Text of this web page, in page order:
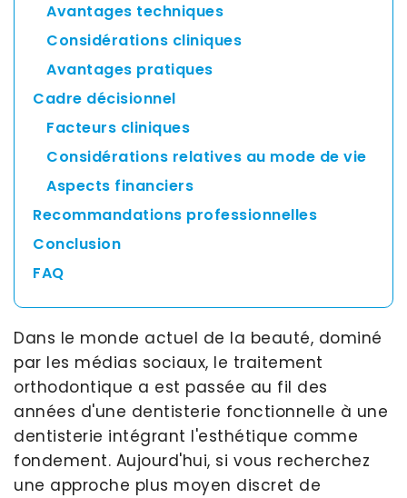
Avantages techniques
Considérations cliniques
Avantages pratiques
Cadre décisionnel
Facteurs cliniques
Considérations relatives au mode de vie
Aspects financiers
Recommandations professionnelles
Conclusion
FAQ
Dans le monde actuel de la beauté, dominé
par les médias sociaux, le traitement
orthodontique a est passée au fil des
années d'une dentisterie fonctionnelle à une
dentisterie intégrant l'esthétique comme
fondement. Aujourd'hui, si vous recherchez
une approche plus moyen discret de